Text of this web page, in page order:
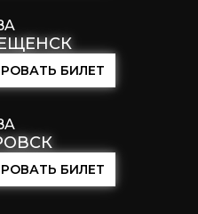
БИЛЕТ
БИЛЕТ